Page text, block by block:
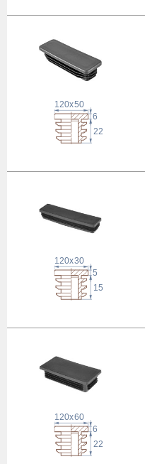
6
22
50
x
120
5
15
30
x
120
6
22
60
x
120